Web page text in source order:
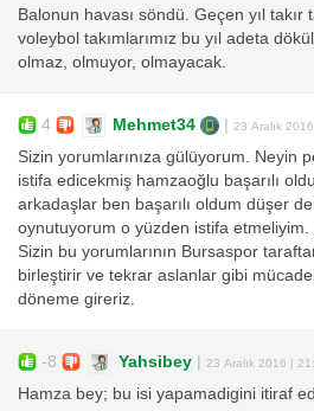
Balonun havası söndü. Geçen yıl takır
voleybol takımlarımız bu yıl adeta
olmaz, olmuyor, olmayacak.
4 Mehmet34 23 Aralık
Sizin yorumlarınıza gülüyorum. Neyin
istifa edicekmiş hamzaoğlu başarılı
arkadaşlar ben başarılı oldum düşer
oynutuyorum o yüzden istifa
Sizin bu yorumlarının Bursaspor
birleştirir ve tekrar aslanlar gibi
döneme gireriz.
-8 Yahsibey 23 Aralık 2016 |
Hamza bey; bu isi yapamadigini itiraf